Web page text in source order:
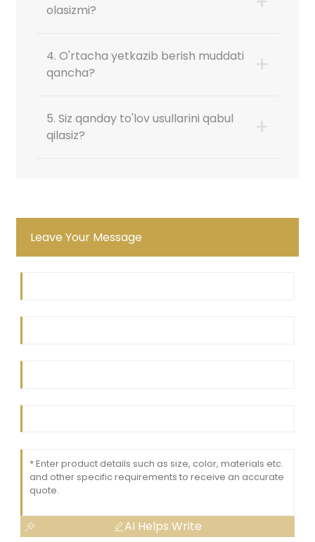
olasizmi?
4. O'rtacha yetkazib berish muddati
qancha?
+
5. Siz qanday to'lov usullarini qabul
qilasiz?
+
Leave Your Message
AI Helps Write